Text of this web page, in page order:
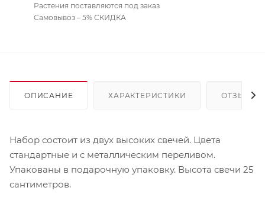
Растения поставляются под заказ
Самовывоз – 5% СКИДКА
ОПИСАНИЕ ХАРАКТЕРИСТИКИ ОТЗЫВЫ
Набор состоит из двух высоких свечей. Цвета
стандартные и с металлическим переливом.
Упакованы в подарочную упаковку. Высота свечи 25
сантиметров.